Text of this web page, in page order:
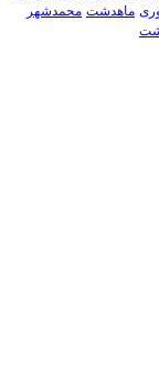
ماهدشت محمدشهر